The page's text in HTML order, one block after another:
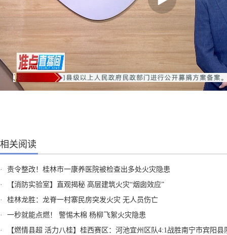
相关阅读
·
责令整改！桂林市一康养医院被检查出多处火灾隐患
·
【消防实验室】直观揭秘 高层建筑火灾“烟囱效应”
·
桂林龙胜：龙脊一村寨民房突发火灾 无人员伤亡
·
一秒就能点燃！ 警惕木棉 杨柳飞絮火灾隐患
·
【燃情县超 活力八桂】桂西赛区：河池宜州区队4:1战胜南宁市宾阳县